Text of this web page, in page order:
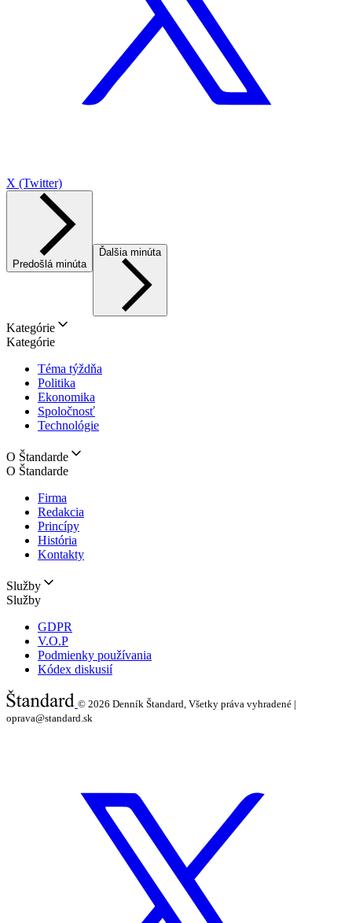
X (Twitter)
Predošlá minúta
Ďalšia minúta
Kategórie
Kategórie
Téma týždňa
Politika
Ekonomika
Spoločnosť
Technológie
O Štandarde
O Štandarde
Firma
Redakcia
Princípy
História
Kontakty
Služby
Služby
GDPR
V.O.P
Podmienky používania
Kódex diskusií
© 2026 Denník Štandard, Všetky práva vyhradené |
oprava@standard.sk